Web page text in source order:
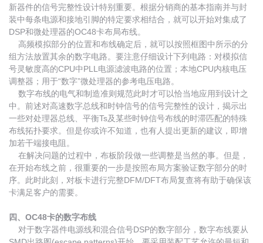
新器件的信号完整性设计特别重要。根据分销商的基本指南并与封
装中每条电源和接地引脚的特定要求相结合，就可以开始对集成了
DSP和微处理器的OC48卡布局布线。
高频模拟部分的位置和布线确定后，就可以按照框图中所示的分
组方法放置其余的数字电路。要注意仔细设计下列电路：对模拟信
号灵敏度高的CPU中PLL电源滤波电路的位置；本地CPU内核电压
调整器；用于“数字”微处理器的参考电压电路。
数字布线的电气和制造准则规范此时才可以恰当地应用到设计之
中。前述对高速数字总线和时钟信号的信号完整性的设计，揭示出
一些对处理器总线、平衡Ts及某些时钟信号布线的时滞匹配的特殊
布线拓扑要求。但是你或许不知道，也有人提出更新的建议，即增
加若干端接电阻。
在解决问题的过程中，布板阶段做一些调整是当然的事。但是，
在开始布线之前，很重要的一步是按照布局方案验证数字部分的时
序。此时此刻，对板卡进行完整DFM/DFT布局复查将有助于确保该
卡满足客户的需要。
四、OC48卡的数字布线
对于数字器件电源线和混合信号DSP的数字部分，数字布线要从